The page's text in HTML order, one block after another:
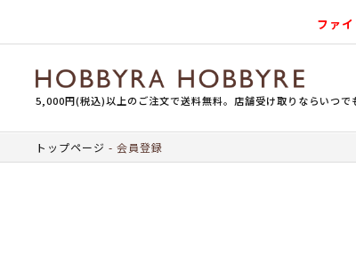
ファ
5,000円(税込)以上のご注文で送料無料。店舗受け取りならいつで
トップページ 会員登録